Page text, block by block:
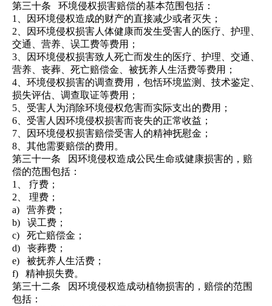
第三十条 环境侵权损害赔偿的基本范围包括：
1、因环境侵权造成的财产的直接减少或者灭失；
2、因环境侵权损害人体健康而发生受害人的医疗、护理、
交通、营养、误工费等费用；
3、因环境侵权损害致人死亡而发生的医疗、护理、交通、
营养、丧葬、死亡赔偿金、被抚养人生活费等费用；
4、环境侵权损害的调查费用，包恬环境监测、技术鉴定、
损失评估、 调查取证等费用；
5、受害人为消除环境侵权危害而实际支出的费用；
6、受害人因环境侵权损害而丧失的正常收益；
7、因环境侵权损害赔偿受害人的精神抚慰金；
8、其他需要赔偿的费用。
第三十一条 因环境侵权造成公民生命或健康损害的，赔
偿的范围包括：
1、
疗费；
2、
理费；
a)
营养费；
b)
误工费；
c)
死亡赔偿金；
d)
丧葬费；
e)
被抚养人生活费；
f)
精神损失费。
第三十二条 因环境侵权造成动植物损害的，赔偿的范围
包括：